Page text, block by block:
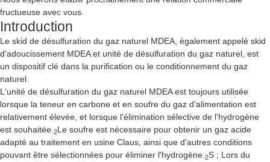
fructueuse avec vous.
Introduction
Le skid de désulfuration du gaz naturel MDEA, également appelé skid
d'adoucissement MDEA et unité de désulfuration du gaz naturel, est
un dispositif clé dans la purification ou le conditionnement du gaz
naturel.
L'unité de désulfuration du gaz naturel MDEA est toujours utilisée
lorsque la teneur en carbone et en soufre du gaz d'alimentation est
relativement élevée, et lorsque l'élimination sélective de l'hydrogène
est souhaitée.2Le soufre est nécessaire pour obtenir un gaz acide
adapté au traitement en usine Claus, ainsi que d'autres conditions
pouvant être sélectionnées pour éliminer l'hydrogène.2S ; Lors du